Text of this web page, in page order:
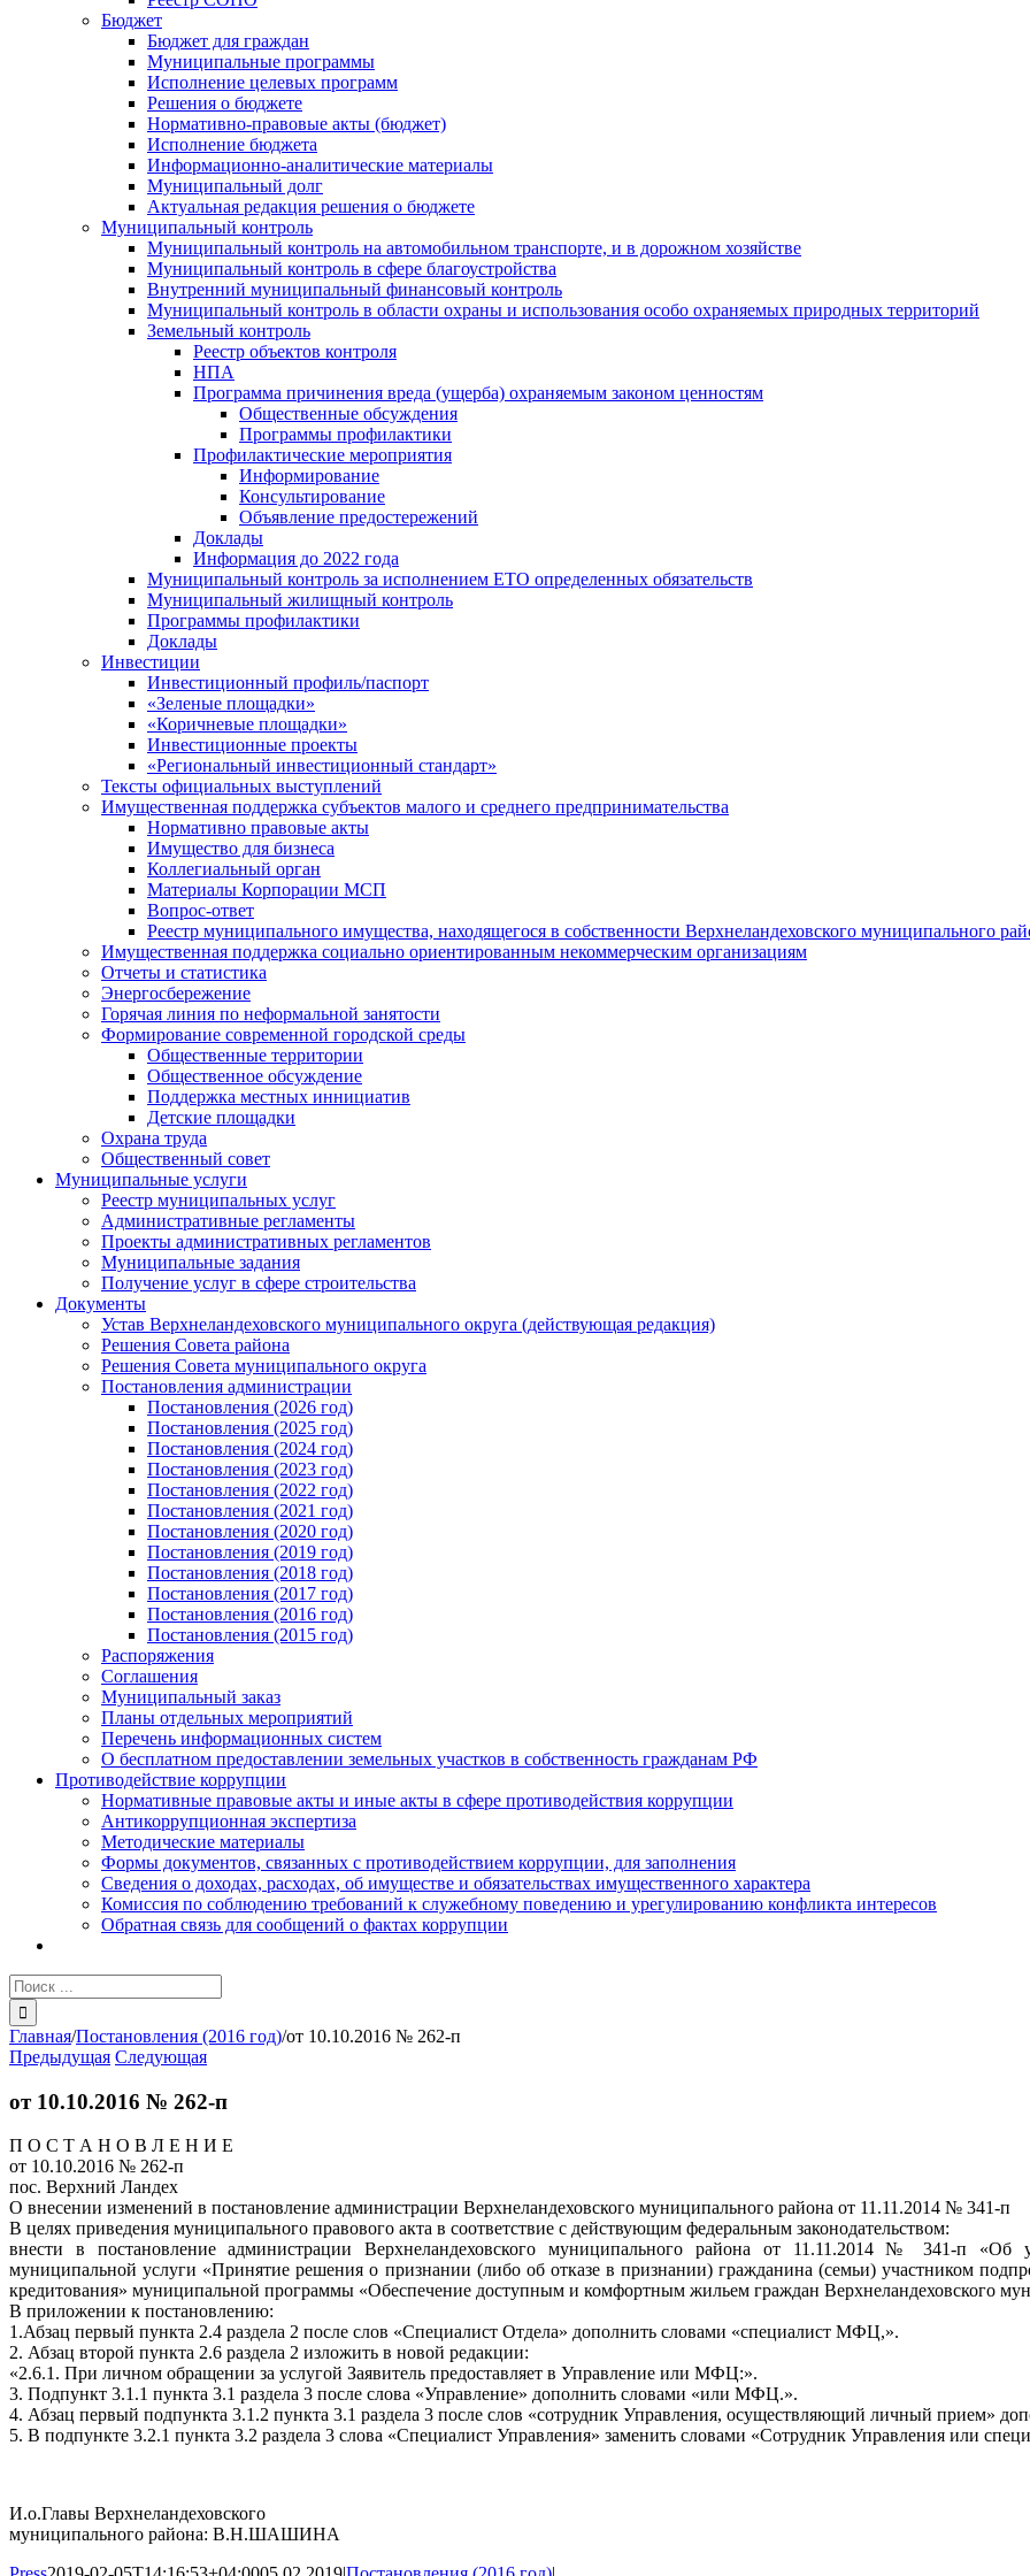
Бюджет
Бюджет для граждан
Муниципальные программы
Исполнение целевых программ
Решения о бюджете
Нормативно-правовые акты (бюджет)
Исполнение бюджета
Информационно-аналитические материалы
Муниципальный долг
Актуальная редакция решения о бюджете
Муниципальный контроль
Муниципальный контроль на автомобильном транспорте, и в дорожном хозяйстве
Муниципальный контроль в сфере благоустройства
Внутренний муниципальный финансовый контроль
Муниципальный контроль в области охраны и использования особо охраняемых природных территорий
Земельный контроль
Реестр объектов контроля
НПА
Программа причинения вреда (ущерба) охраняемым законом ценностям
Общественные обсуждения
Программы профилактики
Профилактические мероприятия
Информирование
Консультирование
Объявление предостережений
Доклады
Информация до 2022 года
Муниципальный контроль за исполнением ЕТО определенных обязательств
Муниципальный жилищный контроль
Программы профилактики
Доклады
Инвестиции
Инвестиционный профиль/паспорт
«Зеленые площадки»
«Коричневые площадки»
Инвестиционные проекты
«Региональный инвестиционный стандарт»
Тексты официальных выступлений
Имущественная поддержка субъектов малого и среднего предпринимательства
Нормативно правовые акты
Имущество для бизнеса
Коллегиальный орган
Материалы Корпорации МСП
Вопрос-ответ
Реестр муниципального имущества, находящегося в собственности Верхнеландеховского муниципального
Имущественная поддержка социально ориентированным некоммерческим организациям
Отчеты и статистика
Энергосбережение
Горячая линия по неформальной занятости
Формирование современной городской среды
Общественные территории
Общественное обсуждение
Поддержка местных иннициатив
Детские площадки
Охрана труда
Общественный совет
Муниципальные услуги
Реестр муниципальных услуг
Административные регламенты
Проекты административных регламентов
Муниципальные задания
Получение услуг в сфере строительства
Документы
Устав Верхнеландеховского муниципального округа (действующая редакция)
Решения Совета района
Решения Совета муниципального округа
Постановления администрации
Постановления (2026 год)
Постановления (2025 год)
Постановления (2024 год)
Постановления (2023 год)
Постановления (2022 год)
Постановления (2021 год)
Постановления (2020 год)
Постановления (2019 год)
Постановления (2018 год)
Постановления (2017 год)
Постановления (2016 год)
Постановления (2015 год)
Распоряжения
Соглашения
Муниципальный заказ
Планы отдельных мероприятий
Перечень информационных систем
О бесплатном предоставлении земельных участков в собственность гражданам РФ
Противодействие коррупции
Нормативные правовые акты и иные акты в сфере противодействия коррупции
Антикоррупционная экспертиза
Методические материалы
Формы документов, связанных с противодействием коррупции, для заполнения
Сведения о доходах, расходах, об имуществе и обязательствах имущественного характера
Комиссия по соблюдению требований к служебному поведению и урегулированию конфликта интересов
Обратная связь для сообщений о фактах коррупции
Результат
поиска:
Главная/Постановления (2016 год)/от 10.10.2016 № 262-п
Предыдущая Следующая
от 10.10.2016 № 262-п
П О С Т А Н О В Л Е Н И Е
от 10.10.2016 № 262-п
пос. Верхний Ландех
О внесении изменений в постановление администрации Верхнеландеховского муниципального района от 11.11.2014 № 341-п
В целях приведения муниципального правового акта в соответствие с действующим федеральным законодательством:
внести в постановление администрации Верхнеландеховского муниципального района от 11.11.2014 № 341-п «Об
муниципальной услуги «Принятие решения о признании (либо об отказе в признании) гражданина (семьи) участником
кредитования» муниципальной программы «Обеспечение доступным и комфортным жильем граждан Верхнеландеховского
В приложении к постановлению:
1.Абзац первый пункта 2.4 раздела 2 после слов «Специалист Отдела» дополнить словами «специалист МФЦ,».
2. Абзац второй пункта 2.6 раздела 2 изложить в новой редакции:
«2.6.1. При личном обращении за услугой Заявитель предоставляет в Управление или МФЦ:».
3. Подпункт 3.1.1 пункта 3.1 раздела 3 после слова «Управление» дополнить словами «или МФЦ.».
4. Абзац первый подпункта 3.1.2 пункта 3.1 раздела 3 после слов «сотрудник Управления, осуществляющий личный прием»
5. В подпункте 3.2.1 пункта 3.2 раздела 3 слова «Специалист Управления» заменить словами «Сотрудник Управления или
И.о.Главы Верхнеландеховского
муниципального района: В.Н.ШАШИНА